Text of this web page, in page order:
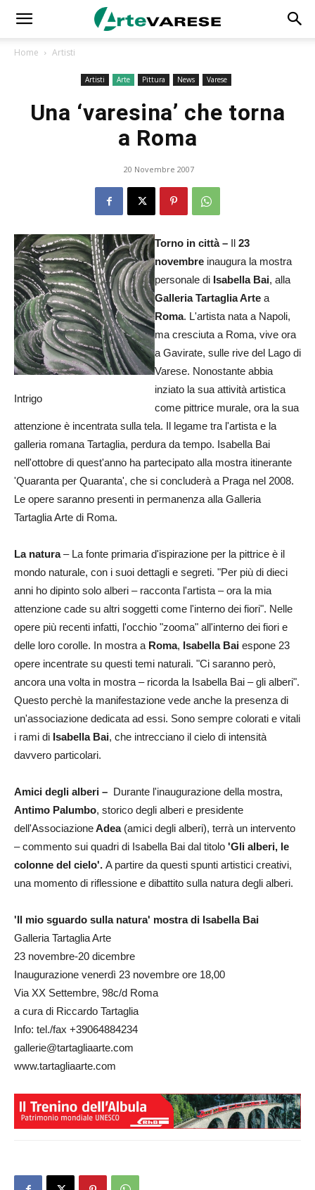
Home Artisti
Artisti Arte Pittura News Varese
Una ‘varesina’ che torna
a Roma
20 Novembre 2007
Intrigo
Torno in città – Il 23
novembre inaugura la mostra
personale di Isabella Bai, alla
Galleria Tartaglia Arte a
Roma. L'artista nata a Napoli,
ma cresciuta a Roma, vive ora
a Gavirate, sulle rive del Lago di
Varese. Nonostante abbia
inziato la sua attività artistica
come pittrice murale, ora la sua
attenzione è incentrata sulla tela. Il legame tra l'artista e la
galleria romana Tartaglia, perdura da tempo. Isabella Bai
nell'ottobre di quest'anno ha partecipato alla mostra itinerante
'Quaranta per Quaranta', che si concluderà a Praga nel 2008.
Le opere saranno presenti in permanenza alla Galleria
Tartaglia Arte di Roma.
La natura– La fonte primaria d'ispirazione per la pittrice è il
mondo naturale, con i suoi dettagli e segreti. "Per più di dieci
anni ho dipinto solo alberi – racconta l'artista – ora la mia
attenzione cade su altri soggetti come l'interno dei fiori". Nelle
opere più recenti infatti, l'occhio "zooma" all'interno dei fiori e
delle loro corolle. In mostra a Roma, Isabella Bai espone 23
opere incentrate su questi temi naturali. "Ci saranno però,
ancora una volta in mostra – ricorda la Isabella Bai – gli alberi".
Questo perchè la manifestazione vede anche la presenza di
un'associazione dedicata ad essi. Sono sempre colorati e vitali
i rami di Isabella Bai, che intrecciano il cielo di intensità
davvero particolari.
Amici degli alberi – Durante l'inaugurazione della mostra,
Antimo Palumbo, storico degli alberi e presidente
dell'AssociazioneAdea(amici degli alberi), terrà un intervento
– commento sui quadri di Isabella Bai dal titolo 'Gli alberi, le
colonne del cielo'. A partire da questi spunti artistici creativi,
una momento di riflessione e dibattito sulla natura degli alberi.
'Il mio sguardo sulla natura' mostra di Isabella Bai
Galleria Tartaglia Arte
23 novembre-20 dicembre
Inaugurazione venerdì 23 novembre ore 18,00
Via XX Settembre, 98c/d Roma
a cura di Riccardo Tartaglia
Info: tel./fax +39064884234
gallerie@tartagliaarte.com
www.tartagliaarte.com